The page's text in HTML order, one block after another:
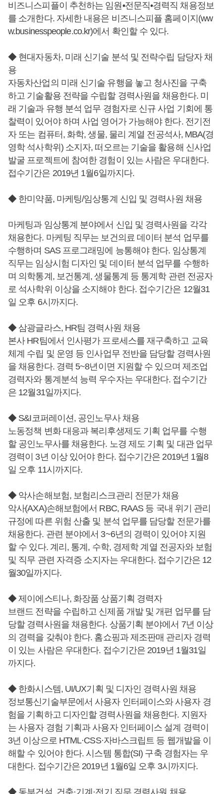
비즈니스피플이 추천하는 임원•전문직•경력직 채용정보
를 소개한다. 자세한 내용은 비즈니스피플 홈페이지(ww
w.businesspeople.co.kr)에서 확인할 수 있다.
◆ 현대자동차, 미래 신기술 분석 및 전략수립 담당자 채
용
자동차산업의 미래 신기술 유행을 놓고 청사진을 구축
하고 기술활용 전략을 수립할 경력사원을 채용한다. 미
래 기술과 유행 분석 업무 경험자로 신규 사업 기회에 통
찰력이 있어야 하며 사업 영어가 가능해야 한다. 전기전
자 또는 컴퓨터, 화학, 생물, 물리 계열 전공석사, MBA(경
영학 석사학위) 소지자, 떠오르는 기술을 활용해 신사업
발굴 프로젝트에 참여한 경험이 있는 사람은 우대한다.
접수기간은 2019년 1월6일까지다.
◆ 한미약품, 마케팅/임상통계 신입 및 경력사원 채용
마케팅과 임상통계 분야에서 신입 및 경력사원을 각각
채용한다. 마케팅 직무는 보건의료 데이터 분석 업무를
수행하며 SAS 프로그래밍에 능통해야 한다. 임상통계
직무는 임상시험 디자인 및 데이터 분석 업무를 수행하
며 의학통계, 보건통계, 생물통계 등 통계학 관련 전공자
로 석사학위 이상을 소지해야 한다. 접수기간은 12월31
일 오후 6시까지다.
◆ 삼광글라스, HR팀 경력사원 채용
본사 HR팀에서 인사평가 프로세스를 재구축하고 교육
체계 수립 및 운영 등 인사업무 전반을 담당할 경력사원
을 채용한다. 경력 5~8년이면 지원할 수 있으며 제조업
경력자와 통계분석 능력 우수자는 우대한다. 접수기간
은 12월31일까지다.
◆ S&I코퍼레이션, 공인노무사 채용
노동정책 변화 대응과 복리후생제도 기획 업무를 수행
할 공인노무사를 채용한다. 노경 제도 기획 및 대관 업무
경력이 3년 이상 있어야 한다. 접수기간은 2019년 1월8
일 오후 11시까지다.
◆ 악사손해보험, 보험리스크관리 전문가 채용
악사(AXA)손해보험에서 RBC, RAAS 등 국내 위기 관리
규정에 따른 위험 산출 및 분석 업무를 담당할 전문가를
채용한다. 관련 분야에서 3~6년의 경력이 있어야 지원
할 수 있다. 계리, 통계, 수학, 경제학 계열 전공자와 보험
및 직무 관련 자격증 소지자는 우대한다. 접수기간은 12
월30일까지다.
◆ 제이에스티나, 화장품 상품기획 경력자
브랜드 전략을 수립하고 신제품 개발 및 개편 업무를 담
당할 경력사원을 채용한다. 상품기획 분야에서 7년 이상
의 경력을 갖춰야 한다. 홈쇼핑과 제조판매 관리자 경력
이 있는 사람은 우대한다. 접수기간은 2019년 1월31일
까지다.
◆ 한화시스템, UI/UX기획 및 디자인 경력사원 채용
정보통신기술부문에서 사용자 인터페이스와 사용자 경
험을 기획하고 디자인할 경력사원을 채용한다. 지원자
는 사용자 경험 기획과 사용자 인터페이스 설계 경력이
3년 이상으로 HTML·CSS·자바스크립트 등 웹개발을 이
해할 수 있어야 한다. 시스템 통합(SI) 구축 경험자는 우
대한다. 접수기간은 2019년 1월6일 오후 3시까지다.